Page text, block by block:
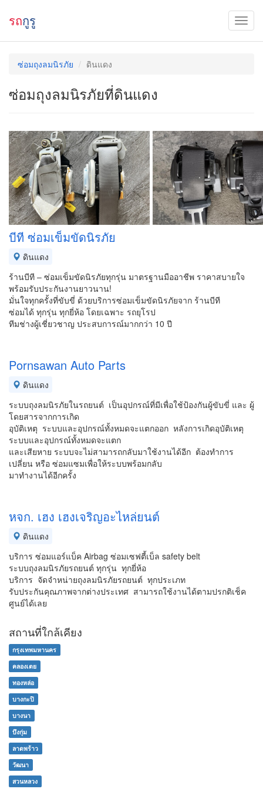
รถกูรู
ซ่อมถุงลมนิรภัย ดินแดง
ซ่อมถุงลมนิรภัยที่ดินแดง
บีที ซ่อมเข็มขัดนิรภัย
ดินแดง
ร้านบีที – ซ่อมเข็มขัดนิรภัยทุกรุ่น มาตรฐานมืออาชีพ ราคาสบายใจ
พร้อมรับประกันงานยาวนาน!
มั่นใจทุกครั้งที่ขับขี่ ด้วยบริการซ่อมเข็มขัดนิรภัยจาก ร้านบีที
ซ่อมได้ ทุกรุ่น ทุกยี่ห้อ โดยเฉพาะ รถยุโรป
ทีมช่างผู้เชี่ยวชาญ ประสบการณ์มากกว่า 10 ปี
Pornsawan Auto Parts
ดินแดง
ระบบถุงลมนิรภัยในรถยนต์ เป็นอุปกรณ์ที่มีเพื่อใช้ป้องกันผู้ขับขี่ และ ผู้
โดยสารจากการเกิด
อุบัติเหตุ ระบบและอุปกรณ์ทั้งหมดจะแตกออก หลังการเกิดอุบัติเหตุ
ระบบและอุปกรณ์ทั้งหมดจะแตก
และเสียหาย ระบบจะไม่สามารถกลับมาใช้งานได้อีก ต้องทำการ
เปลี่ยน หรือ ซ่อมแซมเพื่อให้ระบบพร้อมกลับ
มาทำงานได้อีกครั้ง
หจก. เฮง เฮงเจริญอะไหล่ยนต์
ดินแดง
บริการ ซ่อมแอร์แบ็ค Airbag ซ่อมเซฟตี้เบ็ล safety belt
ระบบถุงลมนิรภัยรถยนต์ ทุกรุ่น ทุกยี่ห้อ
บริการ จัดจำหน่ายถุงลมนิรภัยรถยนต์ ทุกประเภท
รับประกันคุณภาพจากต่างประเทศ สามารถใช้งานได้ตามปรกติเช็ค
ศูนย์ได้เลย
สถานที่ใกล้เคียง
กรุงเทพมหานคร
คลองเตย
ทองหล่อ
บางกะปิ
บางนา
บึงกุ่ม
ลาดพร้าว
วัฒนา
สวนหลวง